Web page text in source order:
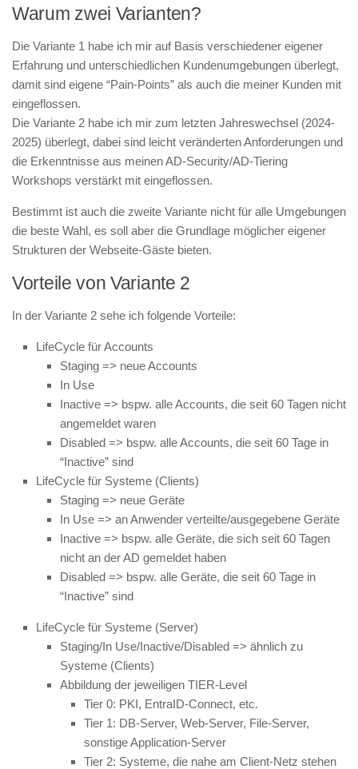
Warum zwei Varianten?
Die Variante 1 habe ich mir auf Basis verschiedener eigener
Erfahrung und unterschiedlichen Kundenumgebungen überlegt,
damit sind eigene “Pain-Points” als auch die meiner Kunden mit
eingeflossen.
Die Variante 2 habe ich mir zum letzten Jahreswechsel (2024-
2025) überlegt, dabei sind leicht veränderten Anforderungen und
die Erkenntnisse aus meinen AD-Security/AD-Tiering
Workshops verstärkt mit eingeflossen.
Bestimmt ist auch die zweite Variante nicht für alle Umgebungen
die beste Wahl, es soll aber die Grundlage möglicher eigener
Strukturen der Webseite-Gäste bieten.
Vorteile von Variante 2
In der Variante 2 sehe ich folgende Vorteile:
LifeCycle für Accounts
Staging => neue Accounts
In Use
Inactive => bspw. alle Accounts, die seit 60 Tagen nicht
angemeldet waren
Disabled => bspw. alle Accounts, die seit 60 Tage in
“Inactive” sind
LifeCycle für Systeme (Clients)
Staging => neue Geräte
In Use => an Anwender verteilte/ausgegebene Geräte
Inactive => bspw. alle Geräte, die sich seit 60 Tagen
nicht an der AD gemeldet haben
Disabled => bspw. alle Geräte, die seit 60 Tage in
“Inactive” sind
LifeCycle für Systeme (Server)
Staging/In Use/Inactive/Disabled => ähnlich zu
Systeme (Clients)
Abbildung der jeweiligen TIER-Level
Tier 0: PKI, EntraID-Connect, etc.
Tier 1: DB-Server, Web-Server, File-Server,
sonstige Application-Server
Tier 2: Systeme, die nahe am Client-Netz stehen